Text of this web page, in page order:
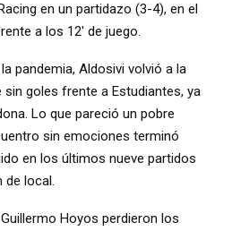
en un partidazo (3-4), en el
a los 12′ de juego.
pandemia, Aldosivi volvió a la
goles frente a Estudiantes, ya
Lo que pareció un pobre
sin emociones terminó
en los últimos nueve partidos
de local.
Hoyos perdieron los